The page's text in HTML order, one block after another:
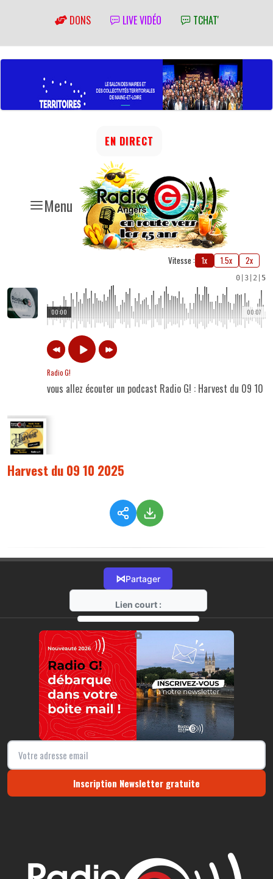
DONS LIVE VIDÉO TCHAT'
Menu
EN DIRECT
Vitesse : 1x 1.5x 2x
0 3 2 5
00:07
00:00
Radio G!
vous allez écouter un podcast Radio G! : Harvest du 09 10
Harvest du 09 10 2025
⋈Partager
Lien court :
https://radio-g.fr?18816
⧉
Inscription Newsletter gratuite